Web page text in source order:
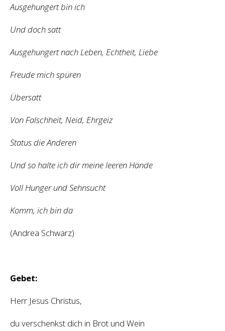
Ausgehungert bin ich
Und doch satt
Ausgehungert nach Leben, Echtheit, Liebe
Freude mich spüren
Übersatt
Von Falschheit, Neid, Ehrgeiz
Status die Anderen
Und so halte ich dir meine leeren Hände
Voll Hunger und Sehnsucht
Komm, ich bin da
(Andrea Schwarz)
Gebet:
Herr Jesus Christus,
du verschenkst dich in Brot und Wein